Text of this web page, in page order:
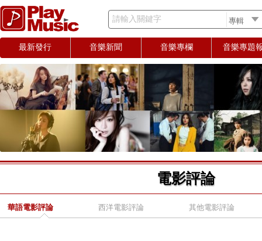
請輸入關鍵字
最新發行 音樂新聞 音樂專欄 音樂專題
電影評論
華語電影評論 西洋電影評論 其他電影評論